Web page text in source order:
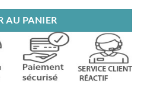
AU PANIER